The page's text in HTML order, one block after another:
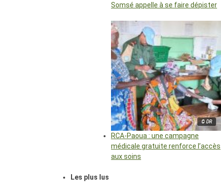
Somsé appelle à se faire dépister
© DR
RCA-Paoua : une campagne
médicale gratuite renforce l’accès
aux soins
Les plus lus